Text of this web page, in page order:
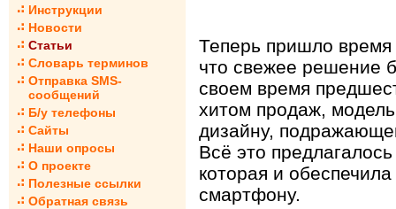
Инструкции
Новости
Статьи
Словарь терминов
Отправка SMS-
сообщений
Б/у телефоны
Сайты
Наши опросы
О проекте
Полезные ссылки
Обратная связь
Теперь пришло время
что свежее решение
своем время
хитом продаж,
дизайну,
Всё это
которая и
смартфону.